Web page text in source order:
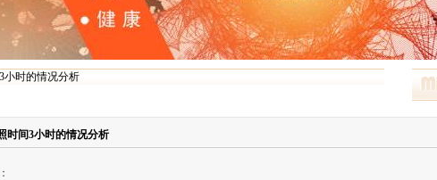
小时的情况分析
时间3小时的情况分析